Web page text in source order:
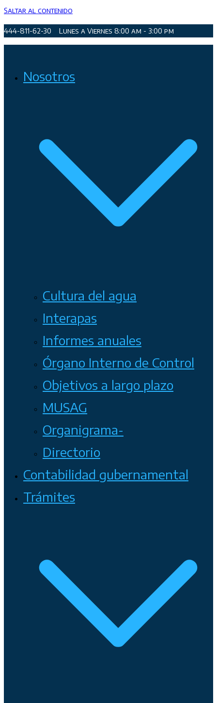
Saltar al contenido
444-811-62-30 Lunes a Viernes 8:00 am - 3:00 pm
Organismo Operador de Agua Potable, Alcantarillado y
Saneamiento de San Luis Potosí, Soledad de Graciano Sánchez
Nosotros
Cultura del agua
Interapas
Informes anuales
Órgano Interno de Control
Objetivos a largo plazo
MUSAG
Organigrama-
Directorio
Contabilidad gubernamental
Trámites